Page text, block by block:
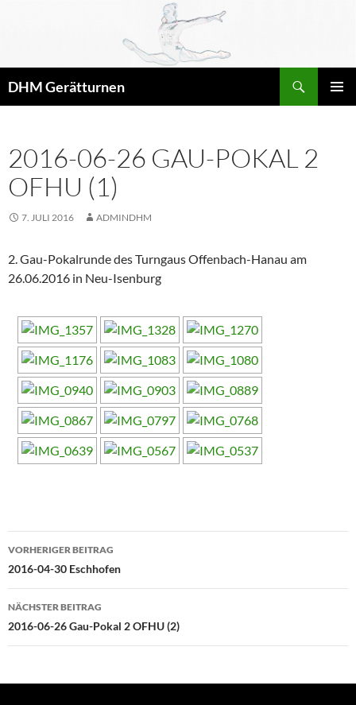
DHM Gerätturnen
2016-06-26 GAU-POKAL 2
OFHU (1)
7. JULI 2016 ADMINDHM
2. Gau-Pokalrunde des Turngaus Offenbach-Hanau am
26.06.2016 in Neu-Isenburg
Beitragsnavigation
VORHERIGER BEITRAG
2016-04-30 Eschhofen
NÄCHSTER BEITRAG
2016-06-26 Gau-Pokal 2 OFHU (2)